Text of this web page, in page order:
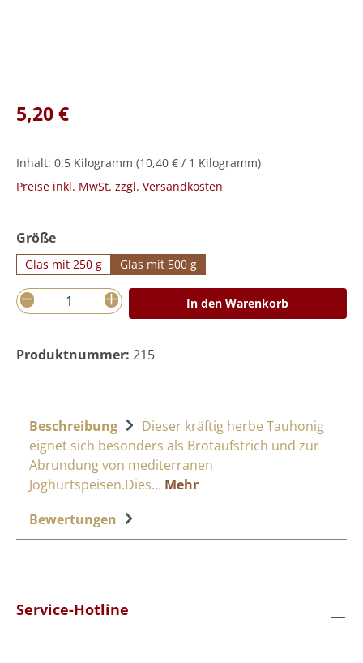
Regulärer Preis:
5,20 €
Inhalt: 0.5 Kilogramm (10,40 € / 1 Kilogramm)
Preise inkl. MwSt. zzgl. Versandkosten
Größeauswählen
Glas mit 250 g Glas mit 500 g
Produkt Anzahl: Gib den gewünschten
In den Warenkorb
Produktnummer: 215
Beschreibung
Dieser kräftig herbe Tauhonig
eignet sich besonders als Brotaufstrich und zur
Abrundung von mediterranen
Joghurtspeisen.Dies… Mehr
Bewertungen
Service-Hotline